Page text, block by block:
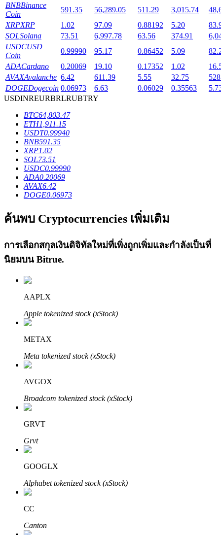
บริการยืมเงินที่ได้รับการสนับสนุนจาก Crypto
คว้าผลกำไรระยะยาวและผลประโยชน์ที่ยืดหยุ่น
เรียนรู้ Staking
BNBBinance
Coin
591.35 56,289.05 511.29 3,015.74
XRPXRP 1.02 97.09 0.88192 5.20
SOLSolana 73.51 6,997.78 63.56 374.91
USDCUSD
Coin
0.99990 95.17 0.86452 5.09
ADACardano 0.20069 19.10 0.17352 1.02
AVAXAvalanche 6.42 611.39 5.55 32.75
DOGEDogecoin 0.06973 6.63 0.06029 0.35563
USDINREURBRLRUBTRY
BTC64,803.47
ETH1,911.15
USDT0.99940
BNB591.35
XRP1.02
SOL73.51
USDC0.99990
ADA0.20069
AVAX6.42
DOGE0.06973
ค้นพบ Cryptocurrencies เพิ่มเติม
การเลือกสกุลเงินดิจิทัลใหม่ที่เพิ่งถูกเพิ่มและกำลังเป็นที่
นิยมบน Bitrue.
AAPLX
Apple tokenized stock (xStock)
METAX
Meta tokenized stock (xStock)
AVGOX
Broadcom tokenized stock (xStock)
GRVT
Grvt
GOOGLX
Alphabet tokenized stock (xStock)
CC
Canton